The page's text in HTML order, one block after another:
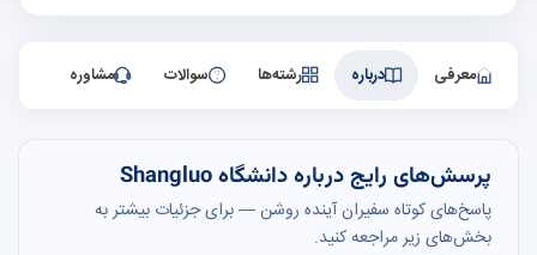
معرفی درباره رشته‌ها سوالات مشاوره
پرسش‌های رایج درباره دانشگاه Shangluo
پاسخ‌های کوتاه سفیران آینده روشن — برای جزئیات بیشتر به
بخش‌های زیر مراجعه کنید.